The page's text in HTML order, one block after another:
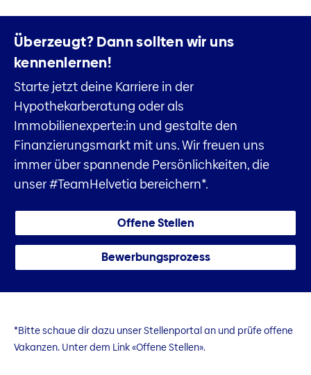
Überzeugt? Dann sollten wir uns
kennenlernen!
Starte jetzt deine Karriere in der
Hypothekarberatung oder als
Immobilienexperte:in und gestalte den
Finanzierungsmarkt mit uns. Wir freuen uns
immer über spannende Persönlichkeiten, die
unser #TeamHelvetia bereichern*.
Offene Stellen
Bewerbungsprozess
*Bitte schaue dir dazu unser Stellenportal an und prüfe offene
Vakanzen. Unter dem Link «Offene Stellen».